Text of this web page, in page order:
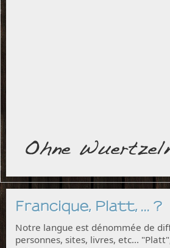
Francique, Platt, ... ?
Notre langue est dénommée de
personnes, sites, livres, etc...